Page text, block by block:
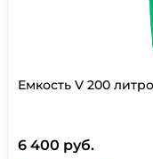
Емкость V 200
6 400 руб.